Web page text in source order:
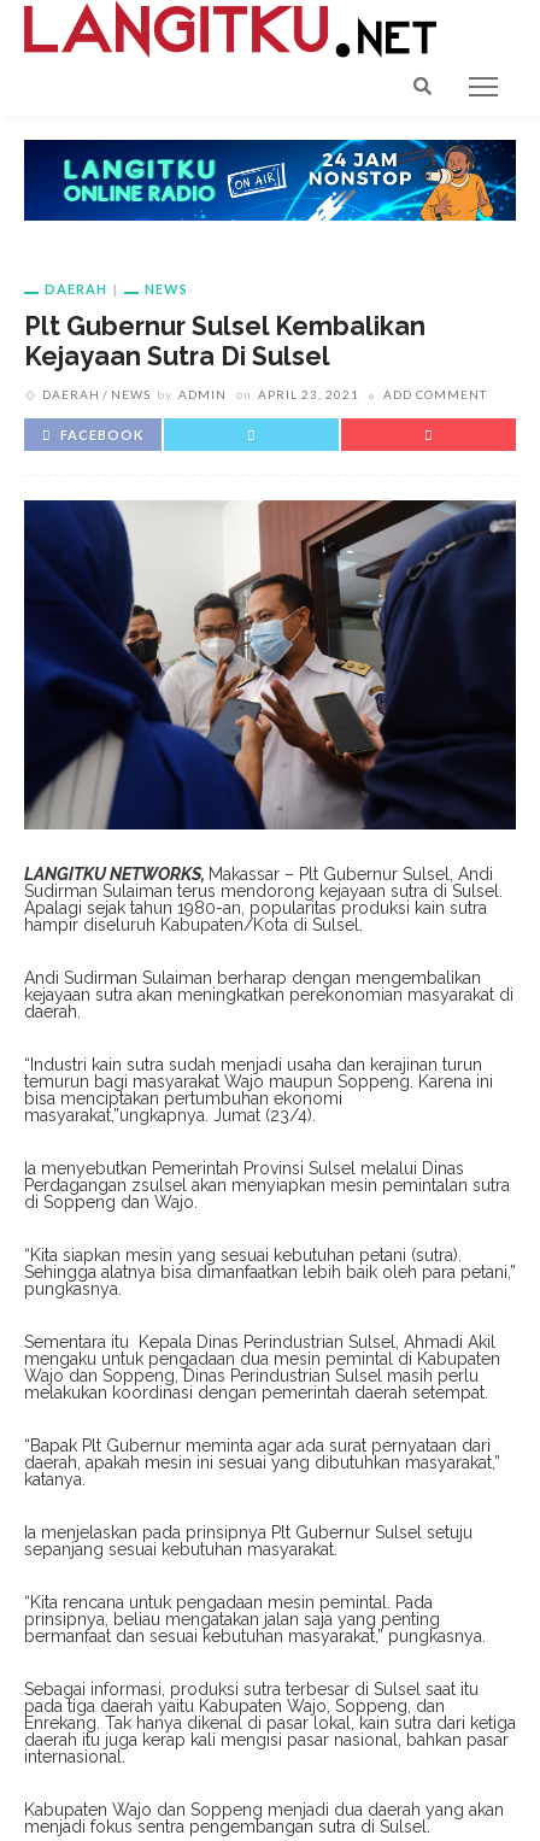
DAERAH NEWS
Plt Gubernur Sulsel Kembalikan
Kejayaan Sutra Di Sulsel
DAERAH NEWS by ADMIN on APRIL 23, 2021 ADD COMMENT
FACEBOOK
LANGITKU NETWORKS, Makassar – Plt Gubernur Sulsel, Andi
Sudirman Sulaiman terus mendorong kejayaan sutra di Sulsel.
Apalagi sejak tahun 1980-an, popularitas produksi kain sutra
hampir diseluruh Kabupaten/Kota di Sulsel.
Andi Sudirman Sulaiman berharap dengan mengembalikan
kejayaan sutra akan meningkatkan perekonomian masyarakat di
daerah.
“Industri kain sutra sudah menjadi usaha dan kerajinan turun
temurun bagi masyarakat Wajo maupun Soppeng. Karena ini
bisa menciptakan pertumbuhan ekonomi
masyarakat,”ungkapnya. Jumat (23/4).
Ia menyebutkan Pemerintah Provinsi Sulsel melalui Dinas
Perdagangan zsulsel akan menyiapkan mesin pemintalan sutra
di Soppeng dan Wajo.
“Kita siapkan mesin yang sesuai kebutuhan petani (sutra).
Sehingga alatnya bisa dimanfaatkan lebih baik oleh para petani,”
pungkasnya.
Sementara itu Kepala Dinas Perindustrian Sulsel, Ahmadi Akil
mengaku untuk pengadaan dua mesin pemintal di Kabupaten
Wajo dan Soppeng, Dinas Perindustrian Sulsel masih perlu
melakukan koordinasi dengan pemerintah daerah setempat.
“Bapak Plt Gubernur meminta agar ada surat pernyataan dari
daerah, apakah mesin ini sesuai yang dibutuhkan masyarakat,”
katanya.
Ia menjelaskan pada prinsipnya Plt Gubernur Sulsel setuju
sepanjang sesuai kebutuhan masyarakat.
“Kita rencana untuk pengadaan mesin pemintal. Pada
prinsipnya, beliau mengatakan jalan saja yang penting
bermanfaat dan sesuai kebutuhan masyarakat,” pungkasnya.
Sebagai informasi, produksi sutra terbesar di Sulsel saat itu
pada tiga daerah yaitu Kabupaten Wajo, Soppeng, dan
Enrekang. Tak hanya dikenal di pasar lokal, kain sutra dari ketiga
daerah itu juga kerap kali mengisi pasar nasional, bahkan pasar
internasional.
Kabupaten Wajo dan Soppeng menjadi dua daerah yang akan
menjadi fokus sentra pengembangan sutra di Sulsel.